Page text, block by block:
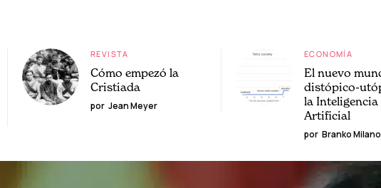
REVISTA
Cómo empezó la
Cristiada
por Jean Meyer
ECONOMÍA
El nuevo
distópico-
la Inteligencia
Artificial
por Branko